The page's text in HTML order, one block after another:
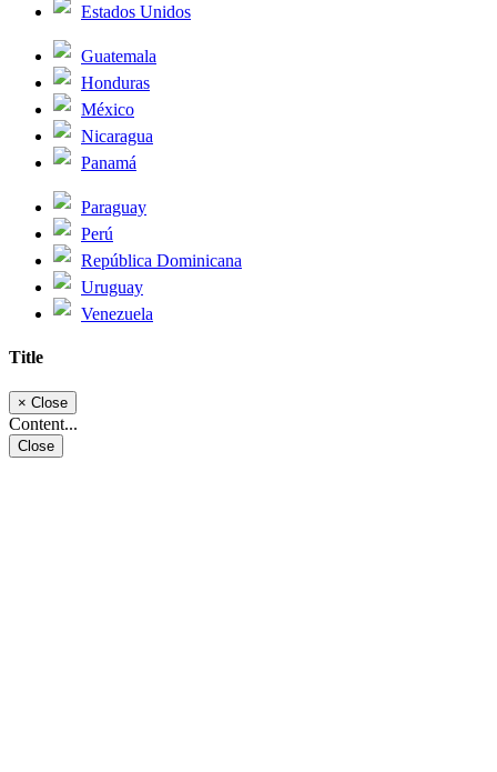
Estados Unidos
Guatemala
Honduras
México
Nicaragua
Panamá
Paraguay
Perú
República Dominicana
Uruguay
Venezuela
Title
× Close
Content...
Close